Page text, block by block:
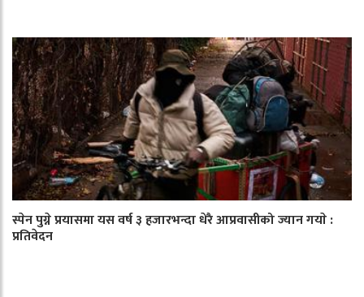
स्पेन पुग्ने प्रयासमा यस वर्ष ३ हजारभन्दा धेरै आप्रवासीको ज्यान गयाे :
प्रतिवेदन